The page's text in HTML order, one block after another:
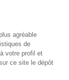
agréable
de
votre profil et
ce site le dépôt